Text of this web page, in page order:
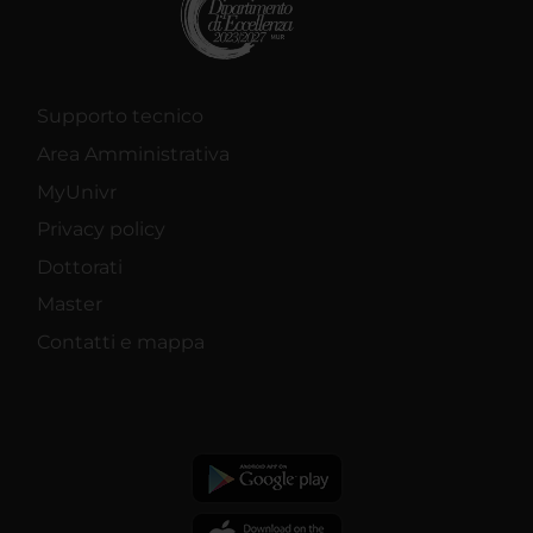
Supporto tecnico
Area Amministrativa
MyUnivr
Privacy policy
Dottorati
Master
Contatti e mappa